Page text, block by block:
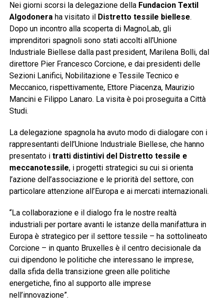
Nei giorni scorsi la delegazione della Fundacion Textil
Algodoneraha visitato il Distretto tessile biellese.
Dopo un incontro alla scoperta di MagnoLab, gli
imprenditori spagnoli sono stati accolti all’Unione
Industriale Biellese dalla past president, Marilena Bolli, dal
direttore Pier Francesco Corcione, e dai presidenti delle
Sezioni Lanifici, Nobilitazione e Tessile Tecnico e
Meccanico, rispettivamente, Ettore Piacenza, Maurizio
Mancini e Filippo Lanaro. La visita è poi proseguita a Città
Studi.
La delegazione spagnola ha avuto modo di dialogare con i
rappresentanti dell’Unione Industriale Biellese, che hanno
presentato i tratti distintivi del Distretto tessile e
meccanotessile, i progetti strategici su cui si orienta
l’azione dell’associazione e le priorità del settore, con
particolare attenzione all’Europa e ai mercati internazionali.
“La collaborazione e il dialogo fra le nostre realtà
industriali per portare avanti le istanze della manifattura in
Europa è strategico per il settore tessile – ha sottolineato
Corcione – in quanto Bruxelles è il centro decisionale da
cui dipendono le politiche che interessano le imprese,
dalla sfida della transizione green alle politiche
energetiche, fino al supporto alle imprese
nell’innovazione”.